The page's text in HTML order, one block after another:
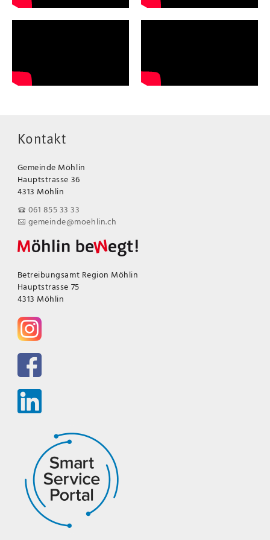
Kontakt
Gemeinde Möhlin
Hauptstrasse 36
4313 Möhlin
061 855 33 33
gemeinde@moehlin.ch
Betreibungsamt Region Möhlin
Hauptstrasse 75
4313 Möhlin